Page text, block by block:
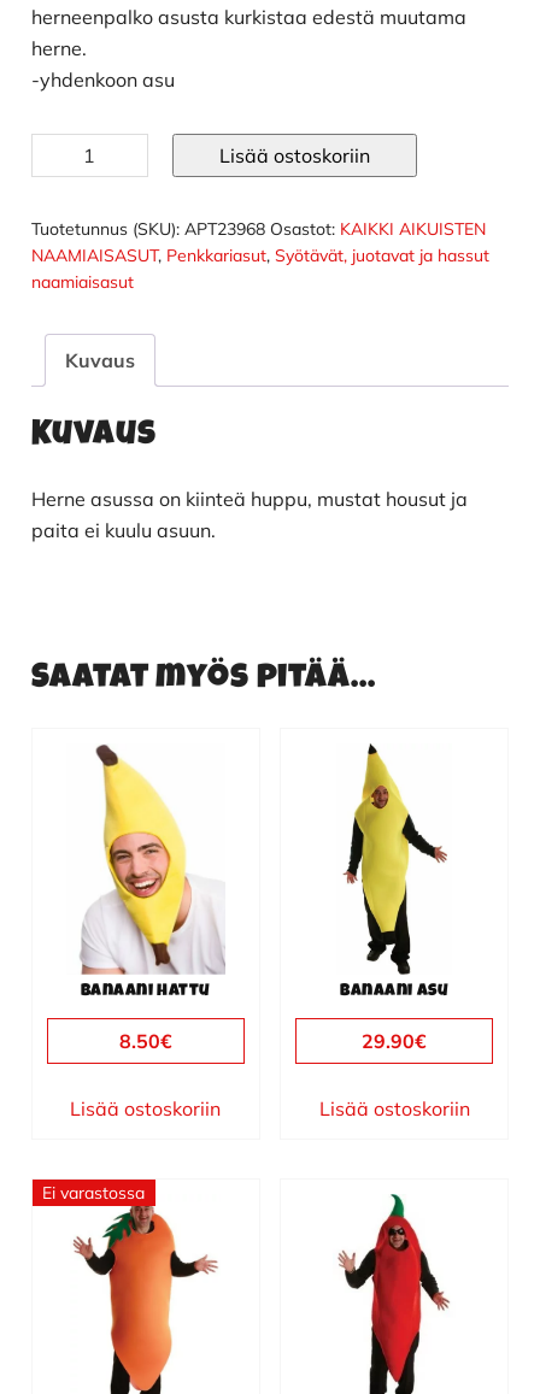
herneenpalko asusta kurkistaa edestä muutama
herne.
-yhdenkoon asu
Herneenpalko
naamiaisasu
Lisää ostoskoriin
Tuotetunnus (SKU): APT23968 Osastot: KAIKKI AIKUISTEN
NAAMIAISASUT, Penkkariasut, Syötävät, juotavat ja hassut
naamiaisasut
Kuvaus
Kuvaus
Herne asussa on kiinteä huppu, mustat housut ja
paita ei kuulu asuun.
Saatat myös pitää...
Banaani hattu
8.50€
Lisää ostoskoriin
Banaani asu
29.90€
Lisää ostoskoriin
Ei varastossa